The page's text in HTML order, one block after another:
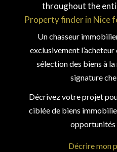
throughout the
Property finder in Nice
Un chasseur
exclusivement
sélection des biens à
signature
Décrivez votre projet
ciblée de biens
Décrire mon